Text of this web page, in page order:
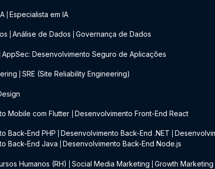
Especialista em IA
Análise de Dados Governança de Dados
AppSec: Desenvolvimento Seguro de Aplicações
SRE (Site Reliability Engineering)
Mobile com Flutter Desenvolvimento Front-End React
Back-End PHP Desenvolvimento Back-End .NET
Back-End Java Desenvolvimento Back-End Node.js
Humanos (RH) Social Media Marketing Growth Marketing